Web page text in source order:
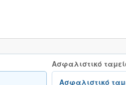
Ασφαλιστικό